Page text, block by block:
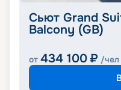
Сьют Grand
Balcony (GB)
от 434 100 ₽ /чел